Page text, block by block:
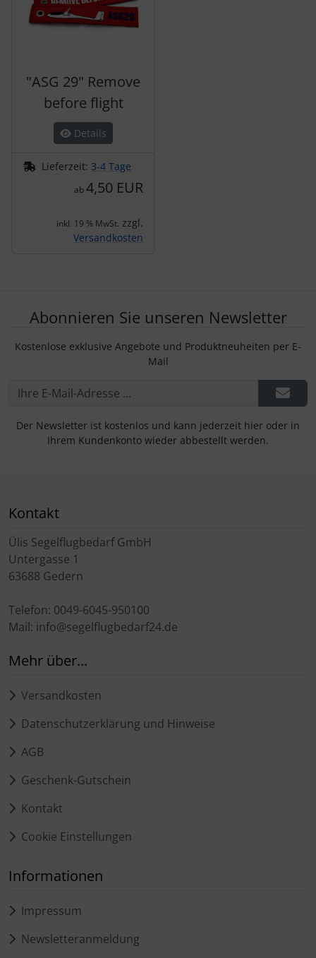
"ASG 29" Remove
before flight
Details
Lieferzeit: 3-4 Tage
ab4,50 EUR
inkl. 19 % MwSt. zzgl.
Versandkosten
Abonnieren Sie unseren Newsletter
Kostenlose exklusive Angebote und Produktneuheiten per E-
Mail
Der Newsletter ist kostenlos und kann jederzeit hier oder in
Ihrem Kundenkonto wieder abbestellt werden.
Kontakt
Ülis Segelflugbedarf GmbH
Untergasse 1
63688 Gedern
Telefon: 0049-6045-950100
Mail: info@segelflugbedarf24.de
Mehr über...
Versandkosten
Datenschutzerklärung und Hinweise
AGB
Geschenk-Gutschein
Kontakt
Cookie Einstellungen
Informationen
Impressum
Newsletteranmeldung